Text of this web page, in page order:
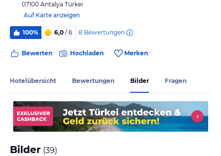
07100 Antalya Türkei
Auf Karte anzeigen
100% 6,0 / 6 8 Bewertungen
Bewerten Hochladen Merken
Hotelübersicht Bewertungen Bilder Fragen
Bilder (39)